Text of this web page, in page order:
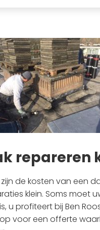
repareren
de kosten van een
klein. Soms moet
u profiteert bij Ben
voor een offerte